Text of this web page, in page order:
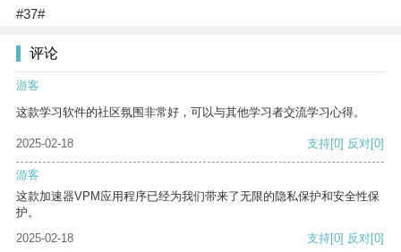
#37#
评论
游客
这款学习软件的社区氛围非常好，可以与其他学习者交流学习心得。
2025-02-18 支持[0] 反对[0]
游客
这款加速器VPM应用程序已经为我们带来了无限的隐私保护和安全性保
护。
2025-02-18
支持[0] 反对[0]